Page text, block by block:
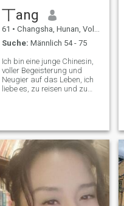
Mann, den ich liebe.
Hoffentlich kann ich ihn jeden
Tag küssen und umarmen,
und wir können jeden Morgen
sehe sogar dieses Bild in
meinem Kopf... wir verlieben
uns in einander und werden
eines Tages heiraten. Meiner
Meinung nach ist weder das
Ehe. Es ist das gemeinsame
Wachstum des Geistes...
Geduld und Erfahrungen, um
kulturelle Unterschiede zu
überwinden, zu lernen,
Vorteile und
Komplementaritäten
zwischen ihnen zu schätzen.
丅ang
61 • Changsha, Hunan, Volksrep. China
Suche: Männlich 54 - 75
Ich bin eine junge Chinesin,
voller Begeisterung und
Neugier auf das Leben, ich
liebe es, zu reisen und zu
Mann zu erkunden, der dem
Leben gegenübersteht Ich
träume davon, mein Leben
mit einem Mann zu teilen,
dessen Werte mit meinen
übereinstimmen, der die Welt
bereist Zusammen und
probieren Sie köstliche